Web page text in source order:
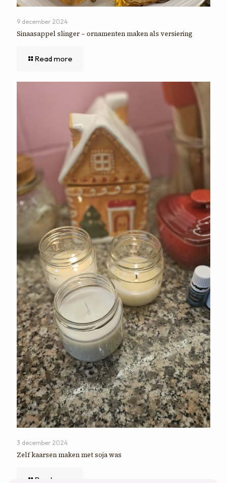
9 december 2024
Sinaasappel slinger – ornamenten maken als versiering
Read more
3 december 2024
Zelf kaarsen maken met soja was
Read more